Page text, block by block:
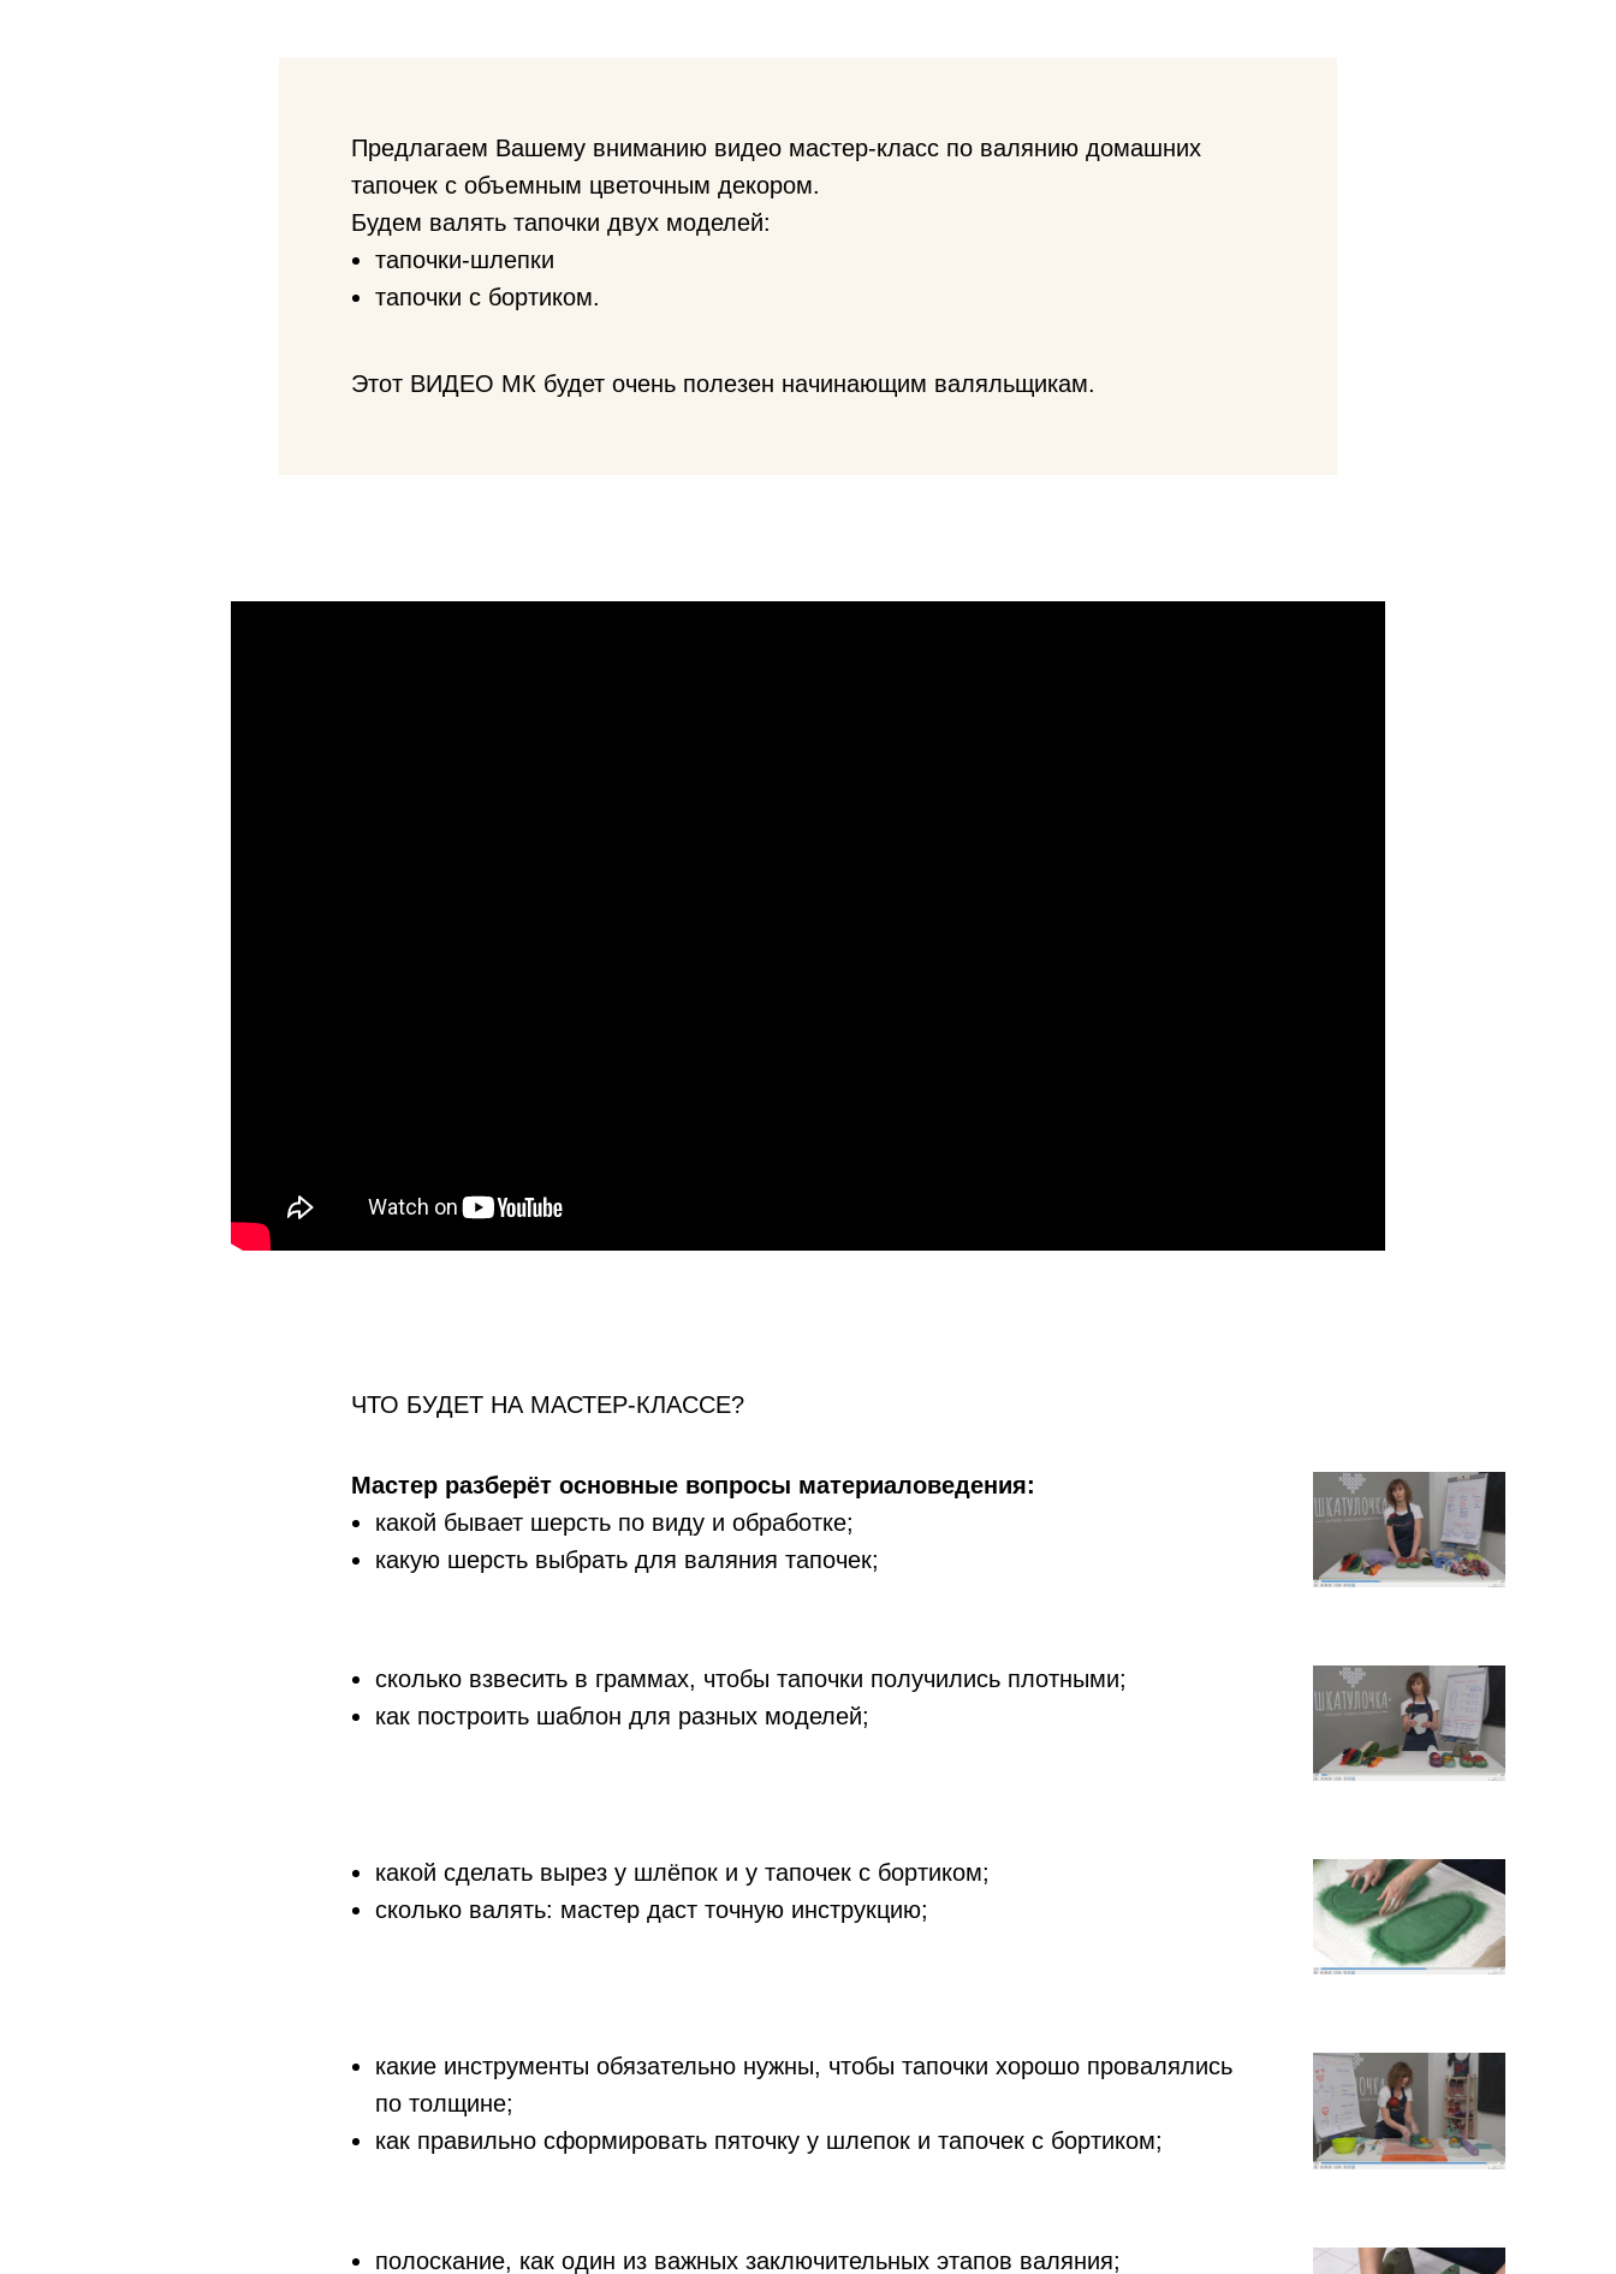
Предлагаем Вашему вниманию видео мастер-класс по валянию домашних
тапочек с объемным цветочным декором.
Будем валять тапочки двух моделей:
тапочки-шлепки
тапочки с бортиком.
Этот ВИДЕО МК будет очень полезен начинающим валяльщикам.
ЧТО БУДЕТ НА МАСТЕР-КЛАССЕ?
Мастер разберёт основные вопросы материаловедения:
какой бывает шерсть по виду и обработке;
какую шерсть выбрать для валяния тапочек;
сколько взвесить в граммах, чтобы тапочки получились плотными;
как построить шаблон для разных моделей;
какой сделать вырез у шлёпок и у тапочек с бортиком;
сколько валять: мастер даст точную инструкцию;
какие инструменты обязательно нужны, чтобы тапочки хорошо провалялись
по толщине;
как правильно сформировать пяточку у шлепок и тапочек с бортиком;
полоскание, как один из важных заключительных этапов валяния;